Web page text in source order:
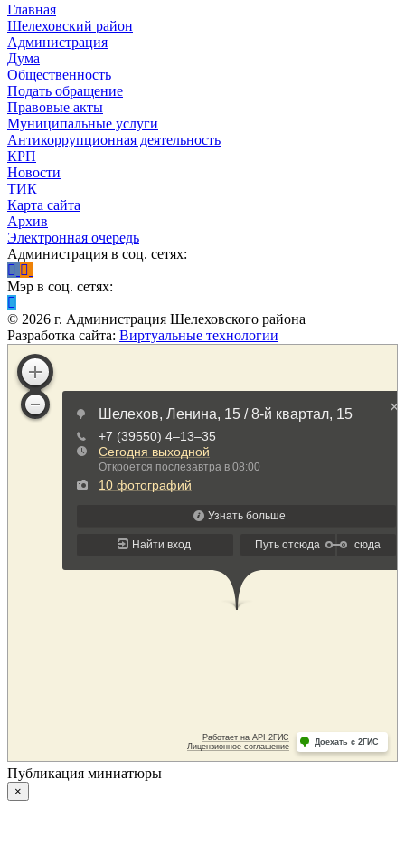
Главная
Шелеховский район
Администрация
Дума
Общественность
Подать обращение
Правовые акты
Муниципальные услуги
Антикоррупционная деятельность
КРП
Новости
ТИК
Карта сайта
Архив
Электронная очередь
Администрация в соц. сетях:
Мэр в соц. сетях:
© 2026 г. Администрация Шелеховского района
Разработка сайта: Виртуальные технологии
Публикация миниатюры
×